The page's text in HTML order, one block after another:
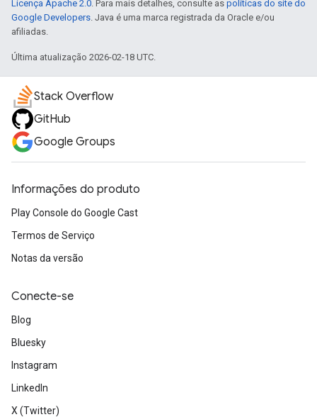
Licença Apache 2.0 . Para mais detalhes, consulte as políticas do site do
Google Developers . Java é uma marca registrada da Oracle e/ou
afiliadas.
Última atualização 2026-02-18 UTC.
Stack Overflow
GitHub
Google Groups
Informações do produto
Play Console do Google Cast
Termos de Serviço
Notas da versão
Conecte-se
Blog
Bluesky
Instagram
LinkedIn
X (Twitter)